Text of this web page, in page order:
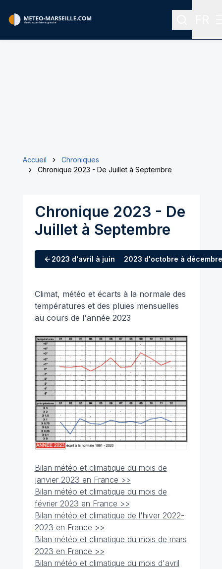
Accueil
Chroniques
Chronique 2023 - De Juillet à Septembre
Chronique 2023 - De
Juillet à Septembre
2023 d'avril à juin 2023 d'octobre à décembre
Climat, météo et écarts à la normale des
températures et des pluies mensuelles
au cours de l'année 2023
Bilan météo et climatique du mois de
janvier 2023 en France >>
Bilan météo et climatique du mois de
février 2023 en France >>
Bilan météo et climatique de l'hiver 2022-
2023 en France >>
Bilan météo et climatique du mois de mars
2023 en France >>
Bilan météo et climatique du mois d'avril